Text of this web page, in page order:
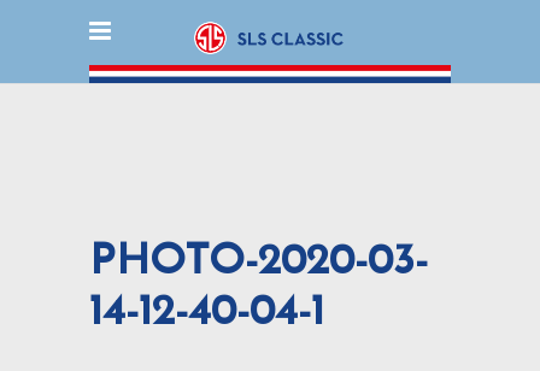
PHOTO-2020-03-
14-12-40-04-1